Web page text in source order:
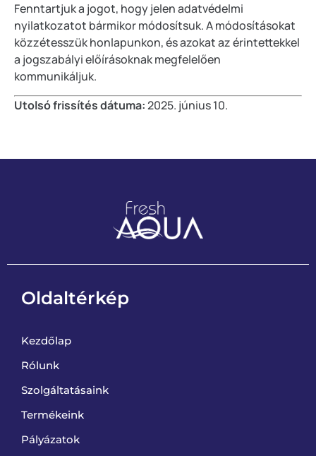
Fenntartjuk a jogot, hogy jelen adatvédelmi
nyilatkozatot bármikor módosítsuk. A módosításokat
közzétesszük honlapunkon, és azokat az érintettekkel
a jogszabályi előírásoknak megfelelően
kommunikáljuk.
Utolsó frissítés dátuma:2025. június 10.
Oldaltérkép
Kezdőlap
Rólunk
Szolgáltatásaink
Termékeink
Pályázatok